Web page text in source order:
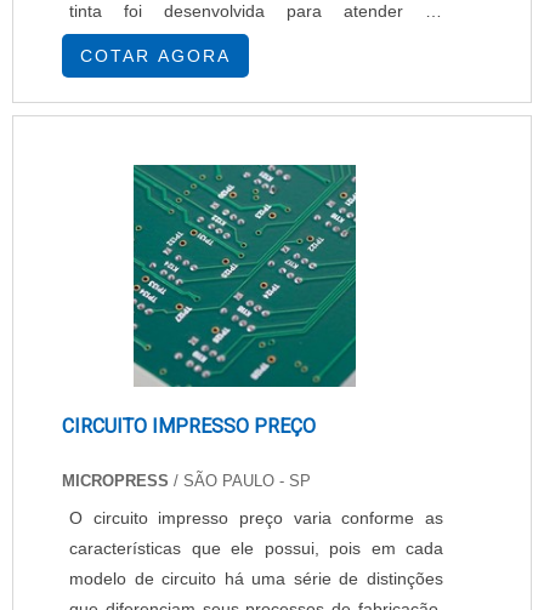
tinta foi desenvolvida para atender as
necessidades de seus clientes. Características
da Impressora jato de tinta. O 9040 Contrast
imprime logotipos, texto alfanumérico e códigos
até oito linhas. Impressão de várias linhas em
COTAR AGORA
CIRCUITO IMPRESSO PREÇO
MICROPRESS / SÃO PAULO - SP
O circuito impresso preço varia conforme as
características que ele possui, pois em cada
modelo de circuito há uma série de distinções